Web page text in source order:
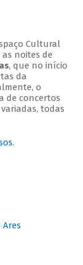
Cultural
as noites de
, que no início
da
o
de concertos
todas
.
Ares